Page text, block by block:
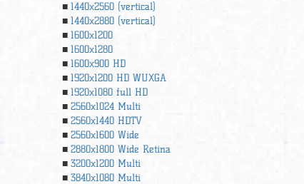
1440x2560 (vertical)
1440x2880 (vertical)
1600x1200
1600x1280
1600x900 HD
1920x1200 HD WUXGA
1920х1080 full HD
2560x1024 Multi
2560x1440 HDTV
2560x1600 Wide
2880x1800 Wide Retina
3200x1200 Multi
3840x1080 Multi